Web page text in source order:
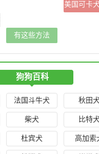
有这些方法
美国可卡
狗狗百科
法国斗牛犬 秋田
柴犬 比特
杜宾犬 高加索